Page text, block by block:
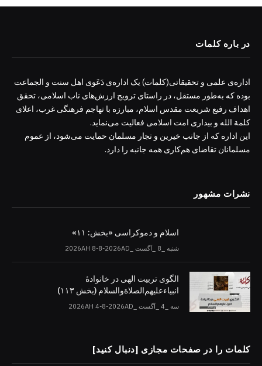
در باره کلمات
اداره‌ی علمی و تحقیقاتی(کلمات) یک اداره‌ی دَعَوی اهل سنت و الجماعت
بوده که به‌طور مستقل، در راستای ترویج ارزش‌های ناب اسلامی، تحقق
اهداف رفیع شریعت مقدس اسلام، مبارزه با تهاجم فرهنگی غرب، اعلای
کلمة الله و بیداری امت اسلامی فعالیت می‌نماید.
این اداره که از جانب خیرین و تجار مسلمان حمایت می‌شود، از عموم
مسلمانان تقاضای هم‌کاری همه جانبه را دارد.
نشرات مشهور
اسلام و دموکراسی «بخش: ۱۱»
شنبه _8 _آگست _2026AH 8-8-2026AD
الگوی تربیت الهی در خانوادۀ
انبیاءعلیهم‌الصلاةو‌السلام (بخش ۱۱۳)
سه _4 _آگست _2026AH 4-8-2026AD
کلمات را در صفحات مجازی [دنبال کنید]